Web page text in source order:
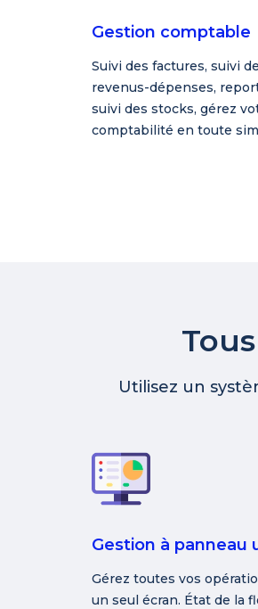
Gestion comptable
Suivi des factures, suivi
revenus-dépenses,
suivi des stocks, gérez
comptabilité en toute
Utilisez un
Gestion à panneau
Gérez toutes vos
un seul écran. État de la